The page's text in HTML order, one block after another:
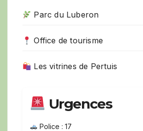
Parc du Luberon
Office de tourisme
Les vitrines de Pertuis
Urgences
Police : 17